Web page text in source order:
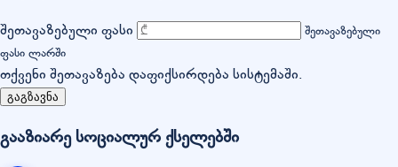
შეთავაზებული ფასი
შეთავაზებული
ფასი ლარში
თქვენი შეთავაზება დაფიქსირდება სისტემაში.
გაგზავნა
გააზიარე სოციალურ ქსელებში